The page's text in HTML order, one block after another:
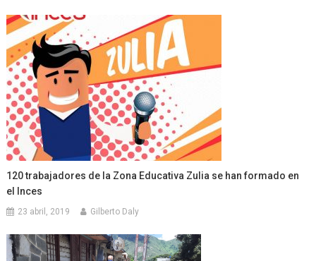
120 trabajadores de la Zona Educativa Zulia se han formado en
el Inces
23 abril, 2019 Gilberto Daly